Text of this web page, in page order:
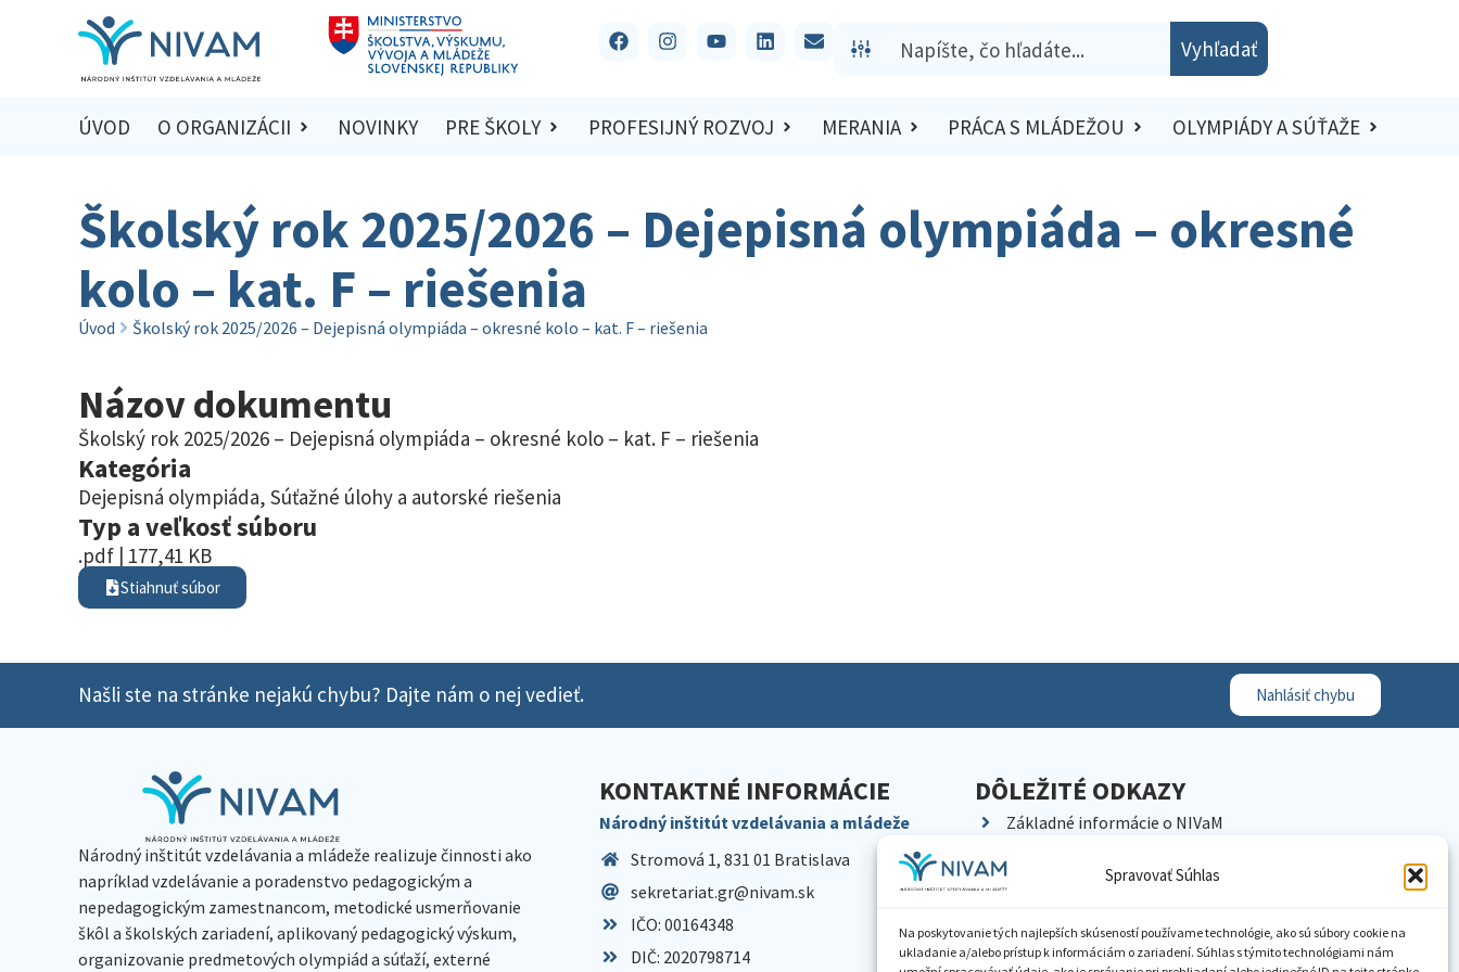
Spravovať Súhlas
Na poskytovanie tých najlepších skúseností používame technológie, ako sú súbory cookie na
ukladanie a/alebo prístup k informáciám o zariadení. Súhlas s týmito technológiami nám
Vyhľadať
ÚVOD O ORGANIZÁCII NOVINKY PRE ŠKOLY PROFESIJNÝ ROZVOJ MERANIA PRÁCA S MLÁDEŽOU OLYMPIÁDY A SÚŤAŽE
Školský rok 2025/2026 – Dejepisná olympiáda – okresné
kolo – kat. F – riešenia
Úvod Školský rok 2025/2026 – Dejepisná olympiáda – okresné kolo – kat. F – riešenia
Názov dokumentu
Školský rok 2025/2026 – Dejepisná olympiáda – okresné kolo – kat. F – riešenia
Kategória
Dejepisná olympiáda, Súťažné úlohy a autorské riešenia
Typ a veľkosť súboru
.pdf | 177,41 KB
Stiahnuť súbor
Našli ste na stránke nejakú chybu? Dajte nám o nej vedieť. Nahlásiť chybu
Národný inštitút vzdelávania a mládeže realizuje činnosti ako
napríklad vzdelávanie a poradenstvo pedagogickým a
nepedagogickým zamestnancom, metodické usmerňovanie
škôl a školských zariadení, aplikovaný pedagogický výskum,
organizovanie predmetových olympiád a súťaží, externé
KONTAKTNÉ INFORMÁCIE
Národný inštitút vzdelávania a mládeže
Stromová 1, 831 01 Bratislava
sekretariat.gr@nivam.sk
IČO: 00164348
DIČ: 2020798714
DÔLEŽITÉ ODKAZY
Základné informácie o NIVaM
Kariéra
Pracoviská NIVaM